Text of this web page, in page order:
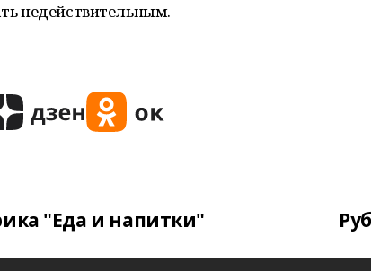
недействительным.
"Еда и напитки"